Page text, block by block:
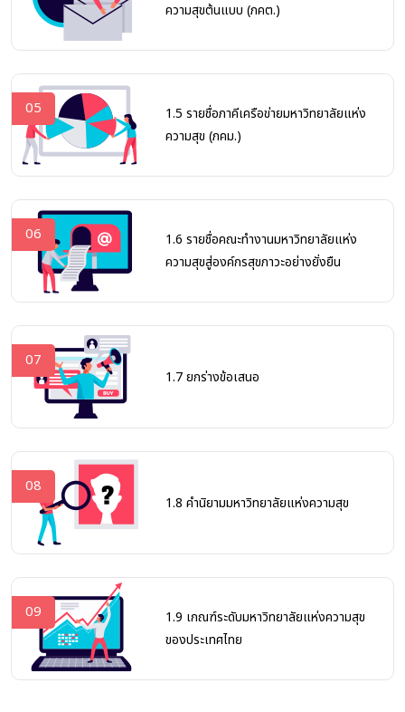
ความสุขต้นแบบ (ภคต.)
05
1.5 รายชื่อภาคีเครือข่ายมหาวิทยาลัยแห่ง
ความสุข (ภคม.)
06
1.6 รายชื่อคณะทำงานมหาวิทยาลัยแห่ง
ความสุขสู่องค์กรสุขภาวะอย่างยั่งยืน
07
1.7 ยกร่างข้อเสนอ
08
1.8 คำนิยามมหาวิทยาลัยแห่งความสุข
09
1.9 เกณฑ์ระดับมหาวิทยาลัยแห่งความสุข
ของประเทศไทย